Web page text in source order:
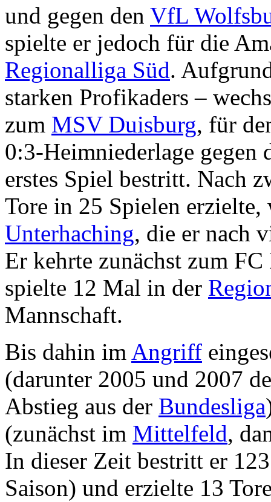
und gegen den VfL
spielte er jedoch für die
Regionalliga Süd.
starken Profikaders –
zum MSV Duisburg, für
0:3-Heimniederlage gegen
erstes Spiel bestritt. Nach
Tore in 25 Spielen
Unterhaching, die er nach
Er kehrte zunächst zum
spielte 12 Mal in der
Mannschaft.
Bis dahin im Angriff
(darunter 2005 und 2007
Abstieg aus der Bundesliga
(zunächst im Mittelfeld,
In dieser Zeit bestritt er
Saison) und erzielte 13